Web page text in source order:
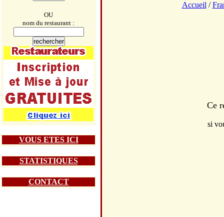
OU
nom du restaurant :
VOUS ETES ICI
STATISTIQUES
CONTACT
Accueil /
Ce
si